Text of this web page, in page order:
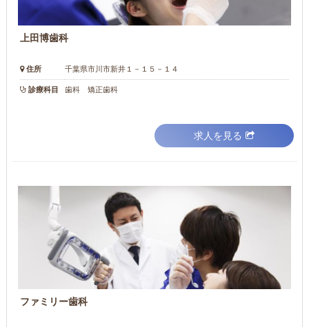
上田博歯科
住所 千葉県市川市新井１－１５－１４
診療科目 歯科 矯正歯科
求人を見る
ファミリー歯科